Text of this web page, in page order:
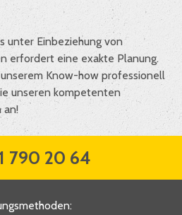
unter Einbeziehung von
erfordert eine exakte Planung.
Know-how professionell
unseren kompetenten
an!
790 20 64
: